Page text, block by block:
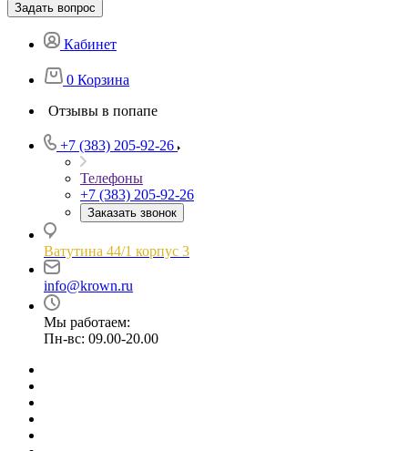
Задать вопрос
Кабинет
0 Корзина
Отзывы в попапе
+7 (383) 205-92-26
Телефоны
+7 (383) 205-92-26
Заказать звонок
Ватутина 44/1 корпус 3
info@krown.ru
Мы работаем:
Пн-вс: 09.00-20.00